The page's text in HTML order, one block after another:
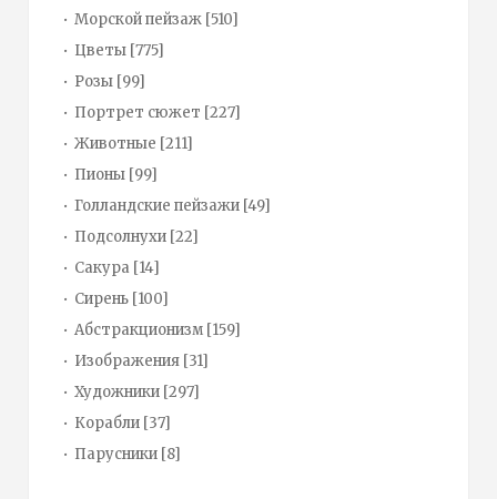
Морской пейзаж [510]
Цветы [775]
Розы [99]
Портрет сюжет [227]
Животные [211]
Пионы [99]
Голландские пейзажи [49]
Подсолнухи [22]
Сакура [14]
Сирень [100]
Абстракционизм [159]
Изображения [31]
Художники [297]
Корабли [37]
Парусники [8]